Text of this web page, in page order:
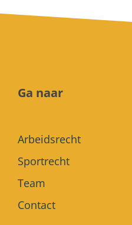
Ga naar
Arbeidsrecht
Sportrecht
Team
Contact